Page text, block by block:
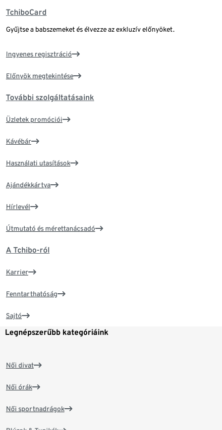
TchiboCard
Gyűjtse a babszemeket és élvezze az exkluzív előnyöket.
Ingyenes regisztráció
Előnyök megtekintése
További szolgáltatásaink
Üzletek promóciói
Kávébár
Használati utasítások
Ajándékkártya
Hírlevél
Útmutató és mérettanácsadó
A Tchibo-ról
Karrier
Fenntarthatóság
Sajtó
Legnépszerűbb kategóriáink
Női divat
Női órák
Női sportnadrágok